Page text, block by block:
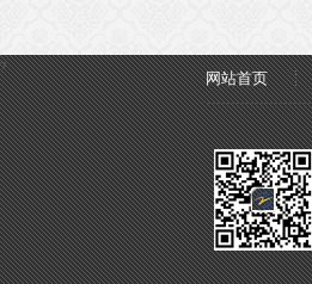
?
网站首页